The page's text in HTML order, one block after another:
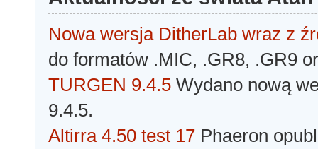
Nowa wersja DitherLab wraz z
do formatów .MIC, .GR8, .GR9
TURGEN 9.4.5 Wydano nową
9.4.5.
Altirra 4.50 test 17 Phaeron